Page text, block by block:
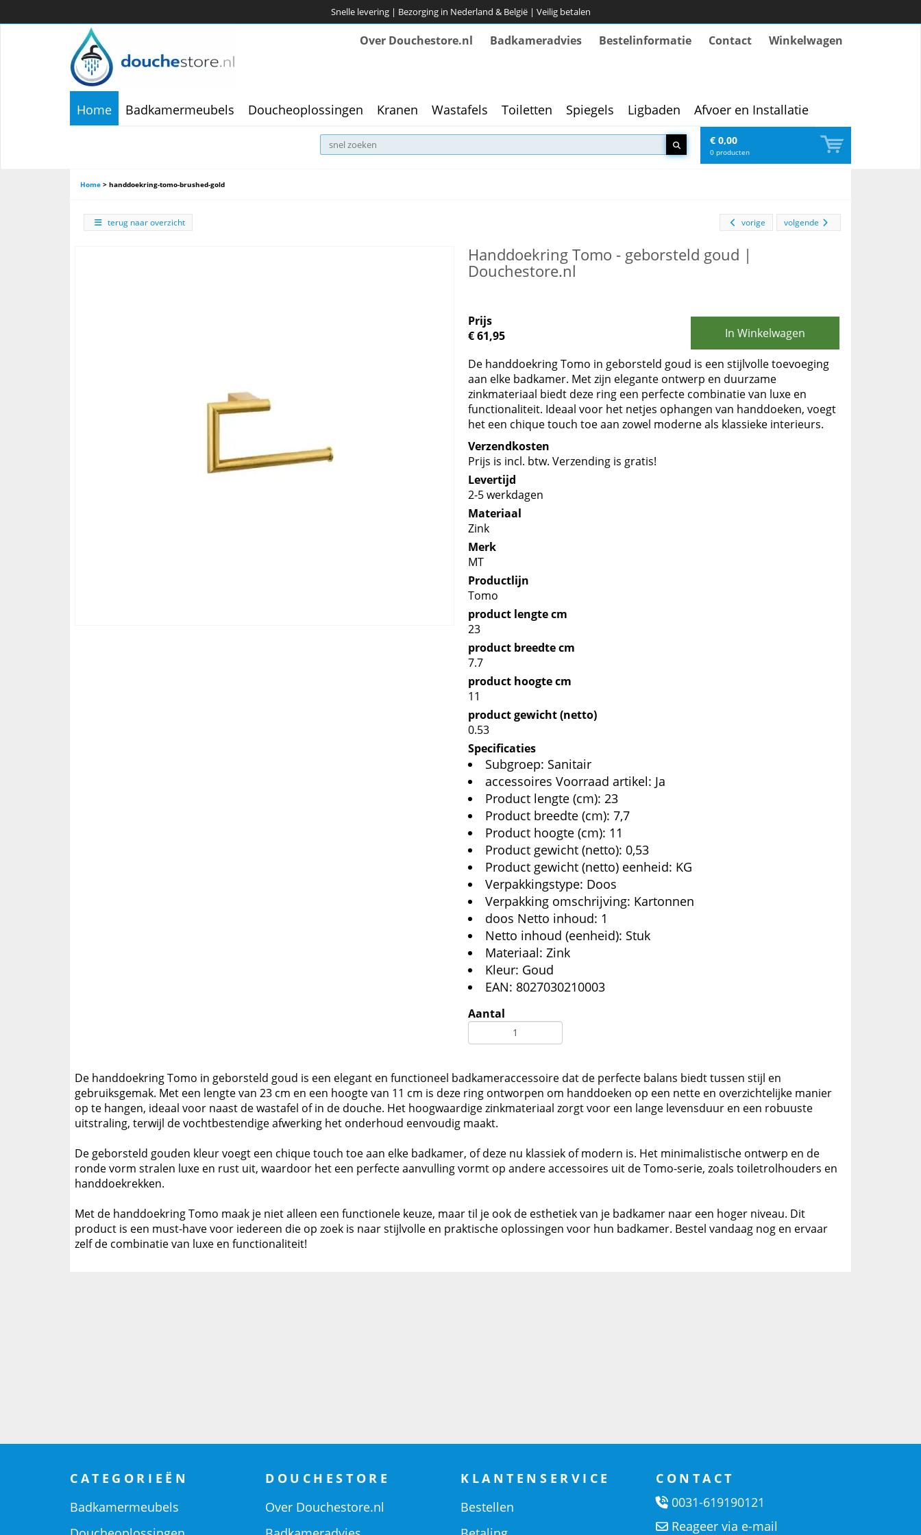
Snelle levering | Bezorging in Nederland & België | Veilig betalen
Over Douchestore.nl Badkameradvies Bestelinformatie Contact Winkelwagen
Home Badkamermeubels Doucheoplossingen Kranen Wastafels Toiletten Spiegels Ligbaden Afvoer en Installatie
€ 0,00
0 producten
Home > handdoekring-tomo-brushed-gold
terug naar overzicht volgende
vorige
Handdoekring Tomo - geborsteld goud |
Douchestore.nl
Prijs
€ 61,95
In Winkelwagen
De handdoekring Tomo in geborsteld goud is een stijlvolle toevoeging
aan elke badkamer. Met zijn elegante ontwerp en duurzame
zinkmateriaal biedt deze ring een perfecte combinatie van luxe en
functionaliteit. Ideaal voor het netjes ophangen van handdoeken, voegt
het een chique touch toe aan zowel moderne als klassieke interieurs.
Verzendkosten
Prijs is incl. btw. Verzending is gratis!
Levertijd
2-5 werkdagen
Materiaal
Zink
Merk
MT
Productlijn
Tomo
product lengte cm
23
product breedte cm
7.7
product hoogte cm
11
product gewicht (netto)
0.53
Specificaties
Subgroep: Sanitair
accessoires Voorraad artikel: Ja
Product lengte (cm): 23
Product breedte (cm): 7,7
Product hoogte (cm): 11
Product gewicht (netto): 0,53
Product gewicht (netto) eenheid: KG
Verpakkingstype: Doos
Verpakking omschrijving: Kartonnen
doos Netto inhoud: 1
Netto inhoud (eenheid): Stuk
Materiaal: Zink
Kleur: Goud
EAN: 8027030210003
Aantal
De handdoekring Tomo in geborsteld goud is een elegant en functioneel badkameraccessoire dat de perfecte balans biedt tussen stijl en
gebruiksgemak. Met een lengte van 23 cm en een hoogte van 11 cm is deze ring ontworpen om handdoeken op een nette en overzichtelijke manier
op te hangen, ideaal voor naast de wastafel of in de douche. Het hoogwaardige zinkmateriaal zorgt voor een lange levensduur en een robuuste
uitstraling, terwijl de vochtbestendige afwerking het onderhoud eenvoudig maakt.
De geborsteld gouden kleur voegt een chique touch toe aan elke badkamer, of deze nu klassiek of modern is. Het minimalistische ontwerp en de
ronde vorm stralen luxe en rust uit, waardoor het een perfecte aanvulling vormt op andere accessoires uit de Tomo-serie, zoals toiletrolhouders en
handdoekrekken.
Met de handdoekring Tomo maak je niet alleen een functionele keuze, maar til je ook de esthetiek van je badkamer naar een hoger niveau. Dit
product is een must-have voor iedereen die op zoek is naar stijlvolle en praktische oplossingen voor hun badkamer. Bestel vandaag nog en ervaar
zelf de combinatie van luxe en functionaliteit!
CATEGORIEËN
Badkamermeubels
DOUCHESTORE
Over Douchestore.nl
KLANTENSERVICE
Bestellen
CONTACT
0031-619190121
Reageer via e-mail